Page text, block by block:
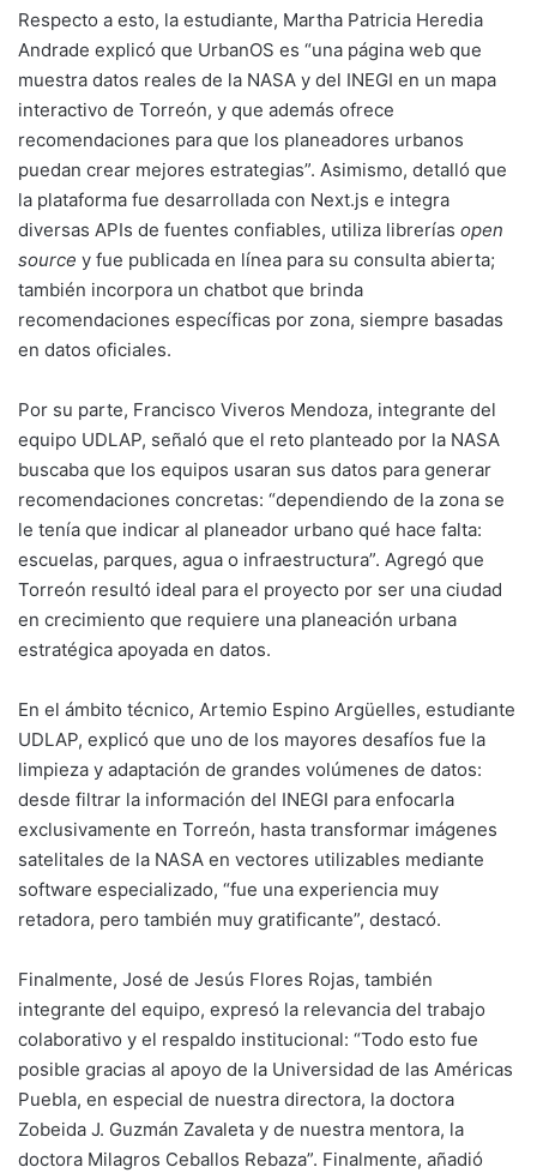
Respecto a esto, la estudiante, Martha Patricia Heredia
Andrade explicó que UrbanOS es “una página web que
muestra datos reales de la NASA y del INEGI en un mapa
interactivo de Torreón, y que además ofrece
recomendaciones para que los planeadores urbanos
puedan crear mejores estrategias”. Asimismo, detalló que
la plataforma fue desarrollada con Next.js e integra
diversas APIs de fuentes confiables, utiliza librerías open
source y fue publicada en línea para su consulta abierta;
también incorpora un chatbot que brinda
recomendaciones específicas por zona, siempre basadas
en datos oficiales.
Por su parte, Francisco Viveros Mendoza, integrante del
equipo UDLAP, señaló que el reto planteado por la NASA
buscaba que los equipos usaran sus datos para generar
recomendaciones concretas: “dependiendo de la zona se
le tenía que indicar al planeador urbano qué hace falta:
escuelas, parques, agua o infraestructura”. Agregó que
Torreón resultó ideal para el proyecto por ser una ciudad
en crecimiento que requiere una planeación urbana
estratégica apoyada en datos.
En el ámbito técnico, Artemio Espino Argüelles, estudiante
UDLAP, explicó que uno de los mayores desafíos fue la
limpieza y adaptación de grandes volúmenes de datos:
desde filtrar la información del INEGI para enfocarla
exclusivamente en Torreón, hasta transformar imágenes
satelitales de la NASA en vectores utilizables mediante
software especializado, “fue una experiencia muy
retadora, pero también muy gratificante”, destacó.
Finalmente, José de Jesús Flores Rojas, también
integrante del equipo, expresó la relevancia del trabajo
colaborativo y el respaldo institucional: “Todo esto fue
posible gracias al apoyo de la Universidad de las Américas
Puebla, en especial de nuestra directora, la doctora
Zobeida J. Guzmán Zavaleta y de nuestra mentora, la
doctora Milagros Ceballos Rebaza”. Finalmente, añadió